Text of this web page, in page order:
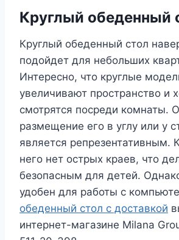
Круглый обеденный
Круглый обеденный стол
подойдет для небольших
Интересно, что круглые
увеличивают пространство и
смотрятся посреди комнаты.
размещение его в углу или у
является репрезентативным.
него нет острых краев, что
безопасным для детей.
удобен для работы с
обеденный стол с доставкой
интернет-магазине Мilana